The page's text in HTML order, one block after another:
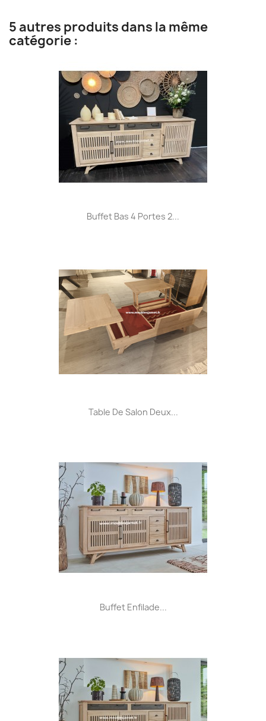
5 autres produits dans la même
catégorie :
Buffet Bas 4 Portes 2...
Table De Salon Deux...
Buffet Enfilade...